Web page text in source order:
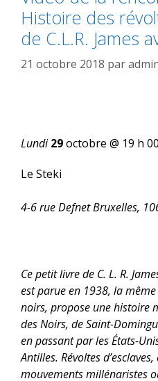
Histoire des
de C.L.R. James
21 octobre 2018 par
Lundi29octobre @ 19 h
Le Steki
4-6 rue DefnetBruxelles,
Ce petit livre de C. L. R.
est parue en 1938, la
noirs, propose une histoire
des Noirs, de Saint-
en passant par les États-
Antilles. Révoltes
mouvements millénaristes